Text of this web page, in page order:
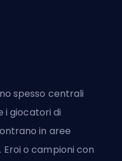
spesso centrali
i giocatori di
in aree
o campioni con